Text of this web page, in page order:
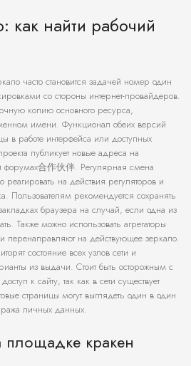
как найти рабочий
часто становится задачей номер один
со стороны интернет-провайдеров.
копию основного ресурса,
имени. Функционал обеих версий
в работе интерфейса или доступных
публикует новые адреса на
форумах合作伙伴. Регулярная смена
реагировать на действия регуляторов и
Пользователям рекомендуется сохранять
браузера на случай, если одна из
Также можно использовать агрегаторы
перенаправляют на действующее зеркало.
состояние всех узлов сети и
из выдачи. Стоит быть осторожным с
к сайту, так как в сети существует
страницы могут выглядеть один в один
личных данных.
площадке кракен